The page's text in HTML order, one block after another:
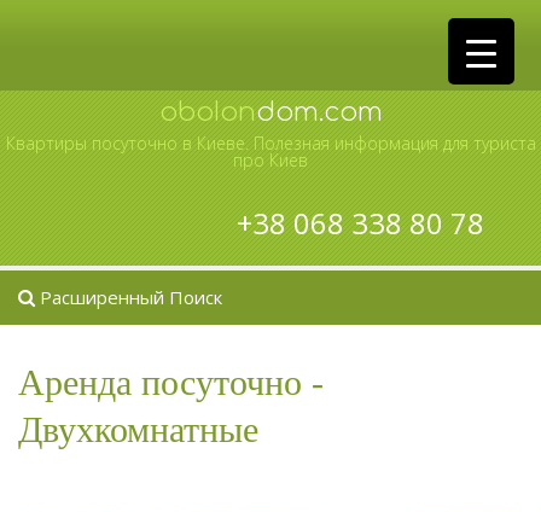
oboIondom.com
Квартиры посуточно в Киеве. Полезная информация для туриста
про Киев
+38 068 338 80 78
Расширенный Поиск
Аренда посуточно -
Двухкомнатные